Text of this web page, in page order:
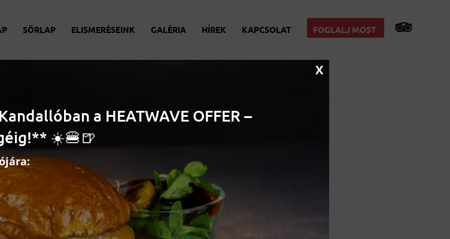
SÖRLAP ELISMERÉSEINK GALÉRIA HÍREK KAPCSOLAT FOGLALJ MOST
a HEATWAVE OFFER –
☀️🍔🍺
X